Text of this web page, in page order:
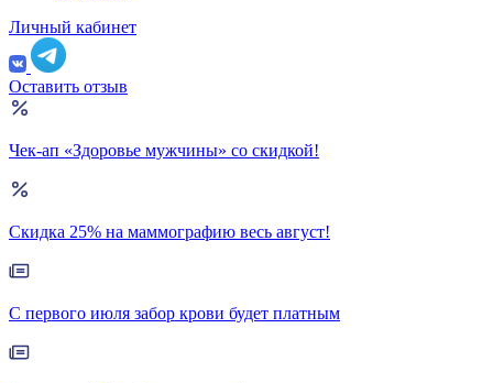
Личный кабинет
Оставить отзыв
Чек-ап «Здоровье мужчины» со скидкой!
Скидка 25% на маммографию весь август!
С первого июля забор крови будет платным